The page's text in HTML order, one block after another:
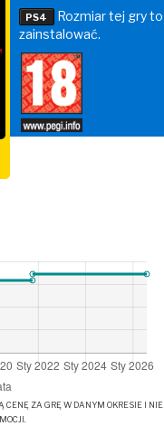
PS4 Rozmiar tej gry to
zainstalować.
ZA GRĘ W DANYM OKRESIE I NIE